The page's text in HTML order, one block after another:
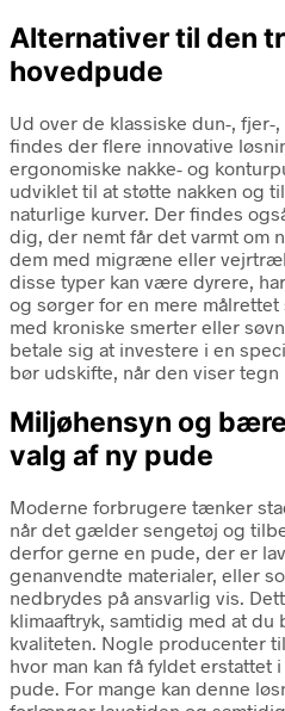
Alternativer til den
hovedpude
Ud over de klassiske dun-,
findes der flere innovative
ergonomiske nakke- og
udviklet til at støtte nakken og
naturlige kurver. Der findes
dig, der nemt får det varmt om
dem med migræne eller
disse typer kan være dyrere,
og sørger for en mere
med kroniske smerter eller
betale sig at investere i en
bør udskifte, når den viser tegn
Miljøhensyn og
valg af ny pude
Moderne forbrugere tænker
når det gælder sengetøj og
derfor gerne en pude, der er
genanvendte materialer, eller
nedbrydes på ansvarlig vis.
klimaaftryk, samtidig med at
kvaliteten. Nogle producenter
hvor man kan få fyldet erstattet
pude. For mange kan denne